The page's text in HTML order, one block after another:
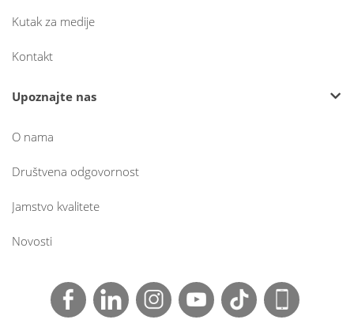
Kutak za medije
Kontakt
Upoznajte nas
O nama
Društvena odgovornost
Jamstvo kvalitete
Novosti